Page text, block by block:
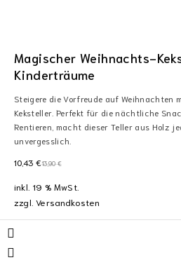
Magischer Weihnachts-
Kinderträume
Steigere die Vorfreude auf Weihnachten
Keksteller. Perfekt für die nächtliche
Rentieren, macht dieser Teller aus Holz
unvergesslich.
13,90€
10,43 €
inkl. 19 % MwSt.
zzgl.Versandkosten